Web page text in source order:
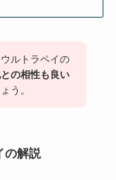
ルトラペイの
の相性も良い
う。
の解説